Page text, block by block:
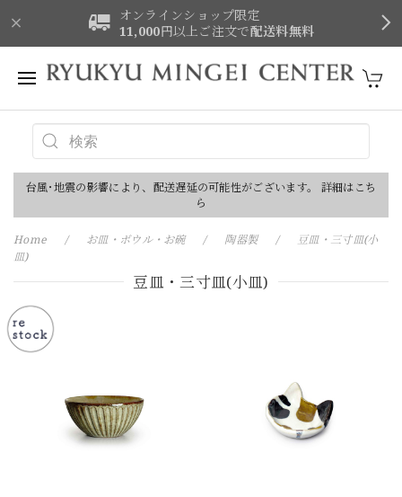
オンラインショップ限定
11,000円以上ご注文で配送料無料
台風･地震の影響により、配送遅延の可能性がございます。 詳細はこち
ら
Home お皿・ボウル・お碗 陶器製
豆皿・三寸皿(小
皿)
豆皿・三寸皿(小皿)